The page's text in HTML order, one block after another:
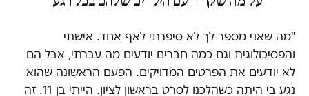
"מה שאני מספר לך לא סיפרתי לאף אחד. אישתי
והפסיכולוגית וגם כמה חברים יודעים מה עברתי, אבל הם
לא יודעים את הפרטים המדויקים. הפעם הראשונה שהוא
נגע בי היתה כשהלכנו לסרט בראשון לציון. הייתי בן 11. זה